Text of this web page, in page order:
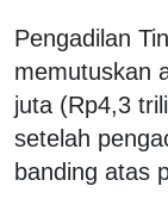
Pengadilan
memutuskan
juta (Rp4,3
setelah
banding atas